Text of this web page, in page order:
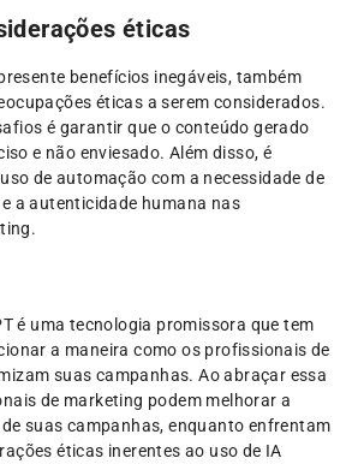
éticas
benefícios inegáveis, também
éticas a serem considerados.
é garantir que o conteúdo gerado
e não enviesado. Além disso, é
de automação com a necessidade de
a autenticidade humana nas
é uma tecnologia promissora que tem
a maneira como os profissionais de
suas campanhas. Ao abraçar essa
de marketing podem melhorar a
suas campanhas, enquanto enfrentam
éticas inerentes ao uso de IA